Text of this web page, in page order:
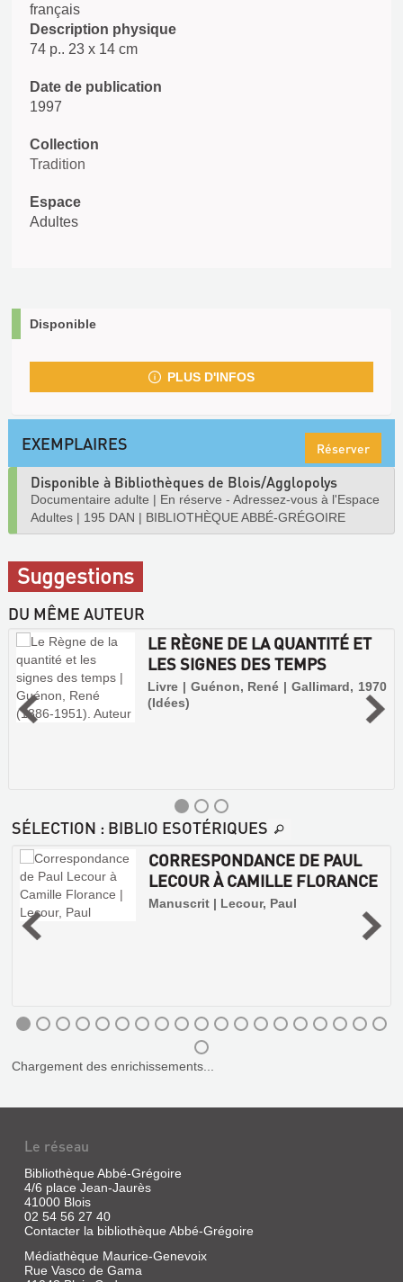
français
Description physique
74 p.. 23 x 14 cm
Date de publication
1997
Collection
Tradition
Espace
Adultes
Disponible
PLUS D'INFOS
EXEMPLAIRES Réserver
Disponible à Bibliothèques de Blois/Agglopolys
Documentaire adulte | En réserve - Adressez-vous à l'Espace
Adultes | 195 DAN | BIBLIOTHÈQUE ABBÉ-GRÉGOIRE
Suggestions
DU MÊME AUTEUR
LE RÈGNE DE LA QUANTITÉ ET
LES SIGNES DES TEMPS
Livre | Guénon, René | Gallimard, 1970
(Idées)
RÈGNE
LA
QUANTITÉ
ET
SIGNES
SÉLECTION : BIBLIO ESOTÉRIQUES
CORRESPONDANCE DE PAUL
LECOUR À CAMILLE FLORANCE
Manuscrit | Lecour, Paul
CORRESPONDANCE
DE
PAUL
LECOUR
Chargement des enrichissements...
Le réseau
Bibliothèque Abbé-Grégoire
4/6 place Jean-Jaurès
41000 Blois
02 54 56 27 40
Contacter la bibliothèque Abbé-Grégoire
Médiathèque Maurice-Genevoix
Rue Vasco de Gama